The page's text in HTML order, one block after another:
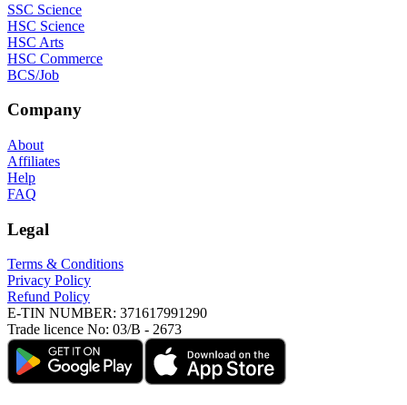
SSC Science
HSC Science
HSC Arts
HSC Commerce
BCS/Job
Company
About
Affiliates
Help
FAQ
Legal
Terms & Conditions
Privacy Policy
Refund Policy
E-TIN NUMBER: 371617991290
Trade licence No: 03/B - 2673